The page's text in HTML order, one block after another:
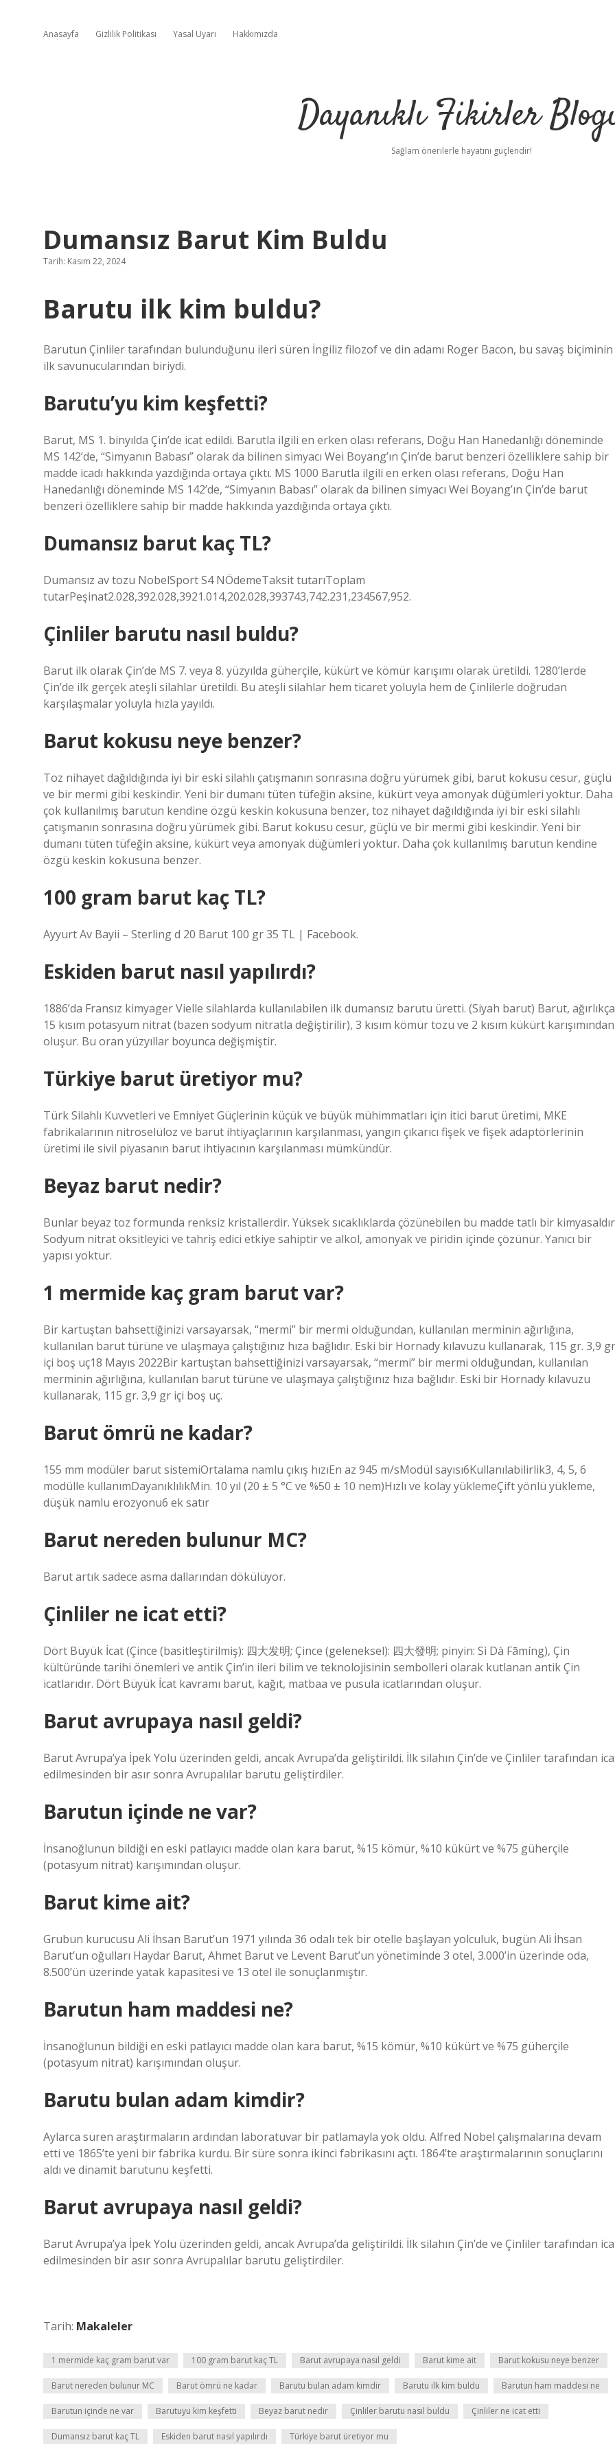
Anasayfa Gizlilik Politikası Yasal Uyarı Hakkımızda
Dayanıklı Fikirler
Sağlam önerilerle hayatını güçlendir!
Dumansız Barut Kim Buldu
Tarih: Kasım 22, 2024
Barutu ilk kim buldu?
Barutun Çinliler tarafından bulunduğunu ileri süren İngiliz filozof ve din adamı Roger Bacon, bu savaş biçiminin
ilk savunucularından biriydi.
Barutu’yu kim keşfetti?
Barut, MS 1. binyılda Çin’de icat edildi. Barutla ilgili en erken olası referans, Doğu Han Hanedanlığı döneminde
MS 142’de, “Simyanın Babası” olarak da bilinen simyacı Wei Boyang’ın Çin’de barut benzeri özelliklere sahip bir
madde icadı hakkında yazdığında ortaya çıktı. MS 1000 Barutla ilgili en erken olası referans, Doğu Han
Hanedanlığı döneminde MS 142’de, “Simyanın Babası” olarak da bilinen simyacı Wei Boyang’ın Çin’de barut
benzeri özelliklere sahip bir madde hakkında yazdığında ortaya çıktı.
Dumansız barut kaç TL?
Dumansız av tozu NobelSport S4 NÖdemeTaksit tutarıToplam
tutarPeşinat2.028,392.028,3921.014,202.028,393743,742.231,234567,952.
Çinliler barutu nasıl buldu?
Barut ilk olarak Çin’de MS 7. veya 8. yüzyılda güherçile, kükürt ve kömür karışımı olarak üretildi. 1280’lerde
Çin’de ilk gerçek ateşli silahlar üretildi. Bu ateşli silahlar hem ticaret yoluyla hem de Çinlilerle doğrudan
karşılaşmalar yoluyla hızla yayıldı.
Barut kokusu neye benzer?
Toz nihayet dağıldığında iyi bir eski silahlı çatışmanın sonrasına doğru yürümek gibi, barut kokusu cesur, güçlü
ve bir mermi gibi keskindir. Yeni bir dumanı tüten tüfeğin aksine, kükürt veya amonyak düğümleri yoktur. Daha
çok kullanılmış barutun kendine özgü keskin kokusuna benzer, toz nihayet dağıldığında iyi bir eski silahlı
çatışmanın sonrasına doğru yürümek gibi. Barut kokusu cesur, güçlü ve bir mermi gibi keskindir. Yeni bir
dumanı tüten tüfeğin aksine, kükürt veya amonyak düğümleri yoktur. Daha çok kullanılmış barutun kendine
özgü keskin kokusuna benzer.
100 gram barut kaç TL?
Ayyurt Av Bayii – Sterling d 20 Barut 100 gr 35 TL | Facebook.
Eskiden barut nasıl yapılırdı?
1886’da Fransız kimyager Vielle silahlarda kullanılabilen ilk dumansız barutu üretti. (Siyah barut) Barut, ağırlıkça
15 kısım potasyum nitrat (bazen sodyum nitratla değiştirilir), 3 kısım kömür tozu ve 2 kısım kükürt karışımından
oluşur. Bu oran yüzyıllar boyunca değişmiştir.
Türkiye barut üretiyor mu?
Türk Silahlı Kuvvetleri ve Emniyet Güçlerinin küçük ve büyük mühimmatları için itici barut üretimi, MKE
fabrikalarının nitroselüloz ve barut ihtiyaçlarının karşılanması, yangın çıkarıcı fişek ve fişek adaptörlerinin
üretimi ile sivil piyasanın barut ihtiyacının karşılanması mümkündür.
Beyaz barut nedir?
Bunlar beyaz toz formunda renksiz kristallerdir. Yüksek sıcaklıklarda çözünebilen bu madde tatlı bir
Sodyum nitrat oksitleyici ve tahriş edici etkiye sahiptir ve alkol, amonyak ve piridin içinde çözünür. Yanıcı bir
yapısı yoktur.
1 mermide kaç gram barut var?
Bir kartuştan bahsettiğinizi varsayarsak, “mermi” bir mermi olduğundan, kullanılan merminin ağırlığına,
kullanılan barut türüne ve ulaşmaya çalıştığınız hıza bağlıdır. Eski bir Hornady kılavuzu kullanarak, 115 gr. 3,9 gr
içi boş uç18 Mayıs 2022Bir kartuştan bahsettiğinizi varsayarsak, “mermi” bir mermi olduğundan, kullanılan
merminin ağırlığına, kullanılan barut türüne ve ulaşmaya çalıştığınız hıza bağlıdır. Eski bir Hornady kılavuzu
kullanarak, 115 gr. 3,9 gr içi boş uç.
Barut ömrü ne kadar?
155 mm modüler barut sistemiOrtalama namlu çıkış hızıEn az 945 m/sModül sayısı6Kullanılabilirlik3, 4, 5, 6
modülle kullanımDayanıklılıkMin. 10 yıl (20 ± 5 °C ve %50 ± 10 nem)Hızlı ve kolay yüklemeÇift yönlü yükleme,
düşük namlu erozyonu6 ek satır
Barut nereden bulunur MC?
Barut artık sadece asma dallarından dökülüyor.
Çinliler ne icat etti?
Dört Büyük İcat (Çince (basitleştirilmiş): 四大发明; Çince (geleneksel): 四大發明; pinyin: Sì Dà Fāmíng), Çin
kültüründe tarihi önemleri ve antik Çin’in ileri bilim ve teknolojisinin sembolleri olarak kutlanan antik Çin
icatlarıdır. Dört Büyük İcat kavramı barut, kağıt, matbaa ve pusula icatlarından oluşur.
Barut avrupaya nasıl geldi?
Barut Avrupa’ya İpek Yolu üzerinden geldi, ancak Avrupa’da geliştirildi. İlk silahın Çin’de ve Çinliler tarafından
edilmesinden bir asır sonra Avrupalılar barutu geliştirdiler.
Barutun içinde ne var?
İnsanoğlunun bildiği en eski patlayıcı madde olan kara barut, %15 kömür, %10 kükürt ve %75 güherçile
(potasyum nitrat) karışımından oluşur.
Barut kime ait?
Grubun kurucusu Ali İhsan Barut’un 1971 yılında 36 odalı tek bir otelle başlayan yolculuk, bugün Ali İhsan
Barut’un oğulları Haydar Barut, Ahmet Barut ve Levent Barut’un yönetiminde 3 otel, 3.000’in üzerinde oda,
8.500’ün üzerinde yatak kapasitesi ve 13 otel ile sonuçlanmıştır.
Barutun ham maddesi ne?
İnsanoğlunun bildiği en eski patlayıcı madde olan kara barut, %15 kömür, %10 kükürt ve %75 güherçile
(potasyum nitrat) karışımından oluşur.
Barutu bulan adam kimdir?
Aylarca süren araştırmaların ardından laboratuvar bir patlamayla yok oldu. Alfred Nobel çalışmalarına devam
etti ve 1865’te yeni bir fabrika kurdu. Bir süre sonra ikinci fabrikasını açtı. 1864’te araştırmalarının sonuçlarını
aldı ve dinamit barutunu keşfetti.
Barut avrupaya nasıl geldi?
Barut Avrupa’ya İpek Yolu üzerinden geldi, ancak Avrupa’da geliştirildi. İlk silahın Çin’de ve Çinliler tarafından
edilmesinden bir asır sonra Avrupalılar barutu geliştirdiler.
Tarih: Makaleler
1 mermide kaç gram barut var 100 gram barut kaç TL Barut avrupaya nasıl geldi Barut kime ait Barut kokusu neye benzer
Barut nereden bulunur MC Barut ömrü ne kadar Barutu bulan adam kimdir Barutu ilk kim buldu Barutun ham maddesi ne
Barutun içinde ne var Barutuyu kim keşfetti Beyaz barut nedir Çinliler barutu nasıl buldu Çinliler ne icat etti
Dumansız barut kaç TL Eskiden barut nasıl yapılırdı Türkiye barut üretiyor mu